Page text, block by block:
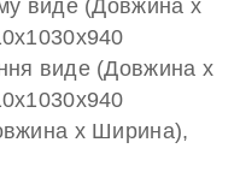
виде (Довжина х
виде (Довжина х
х Ширина),